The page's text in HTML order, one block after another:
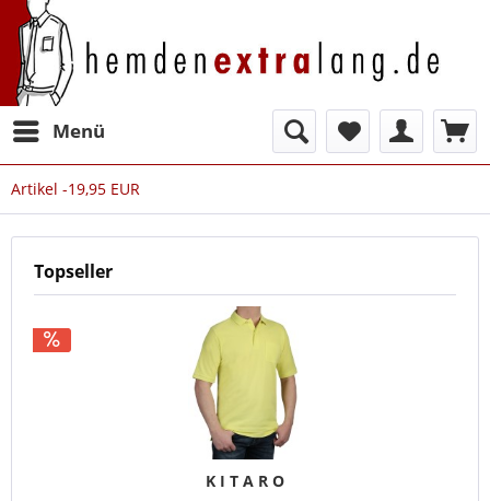
Menü
Artikel -19,95 EUR
Topseller
K I T A R O